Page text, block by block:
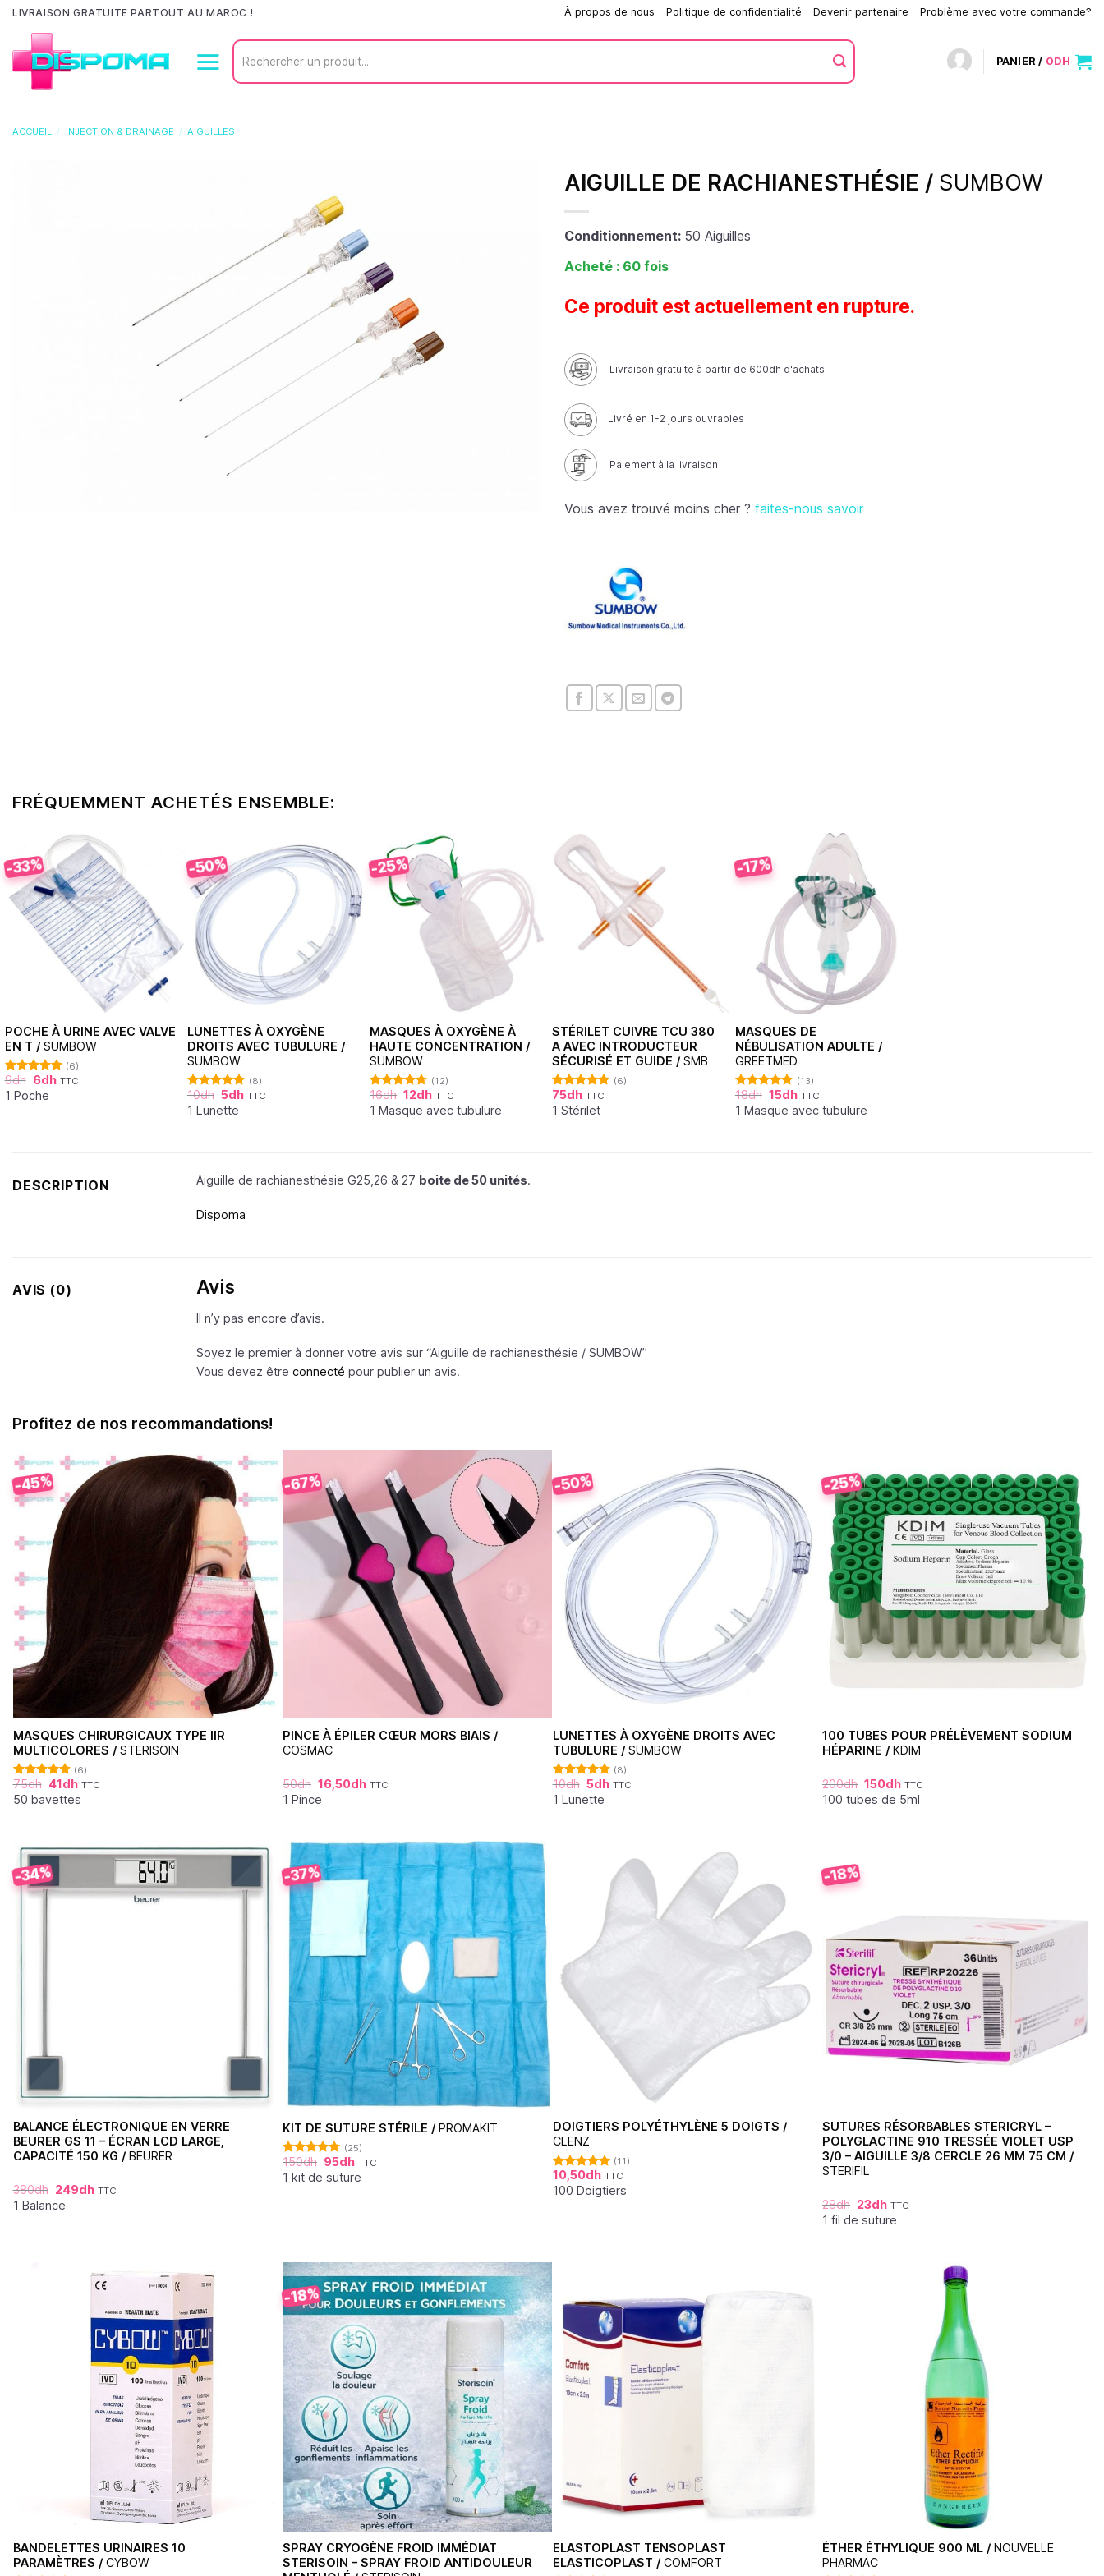
Passer
contenu
LIVRAISON GRATUITE PARTOUT AU MAROC ! À propos de nous Politique de confidentialité Devenir partenaire Problème avec votre commande?
Recherche
pour :
PANIER / 0DH
ACCUEIL / INJECTION & DRAINAGE / AIGUILLES
AIGUILLE DE RACHIANESTHÉSIE / SUMBOW
Conditionnement: 50 Aiguilles
Acheté : 60 fois
Ce produit est actuellement en rupture.
Livraison gratuite à partir de 600dh d'achats
Livré en 1-2 jours ouvrables
Paiement à la livraison
Vous avez trouvé moins cher ? faites-nous savoir
FRÉQUEMMENT ACHETÉS ENSEMBLE:
-33%
POCHE À URINE AVEC VALVE
EN T / SUMBOW
Note
5.00
sur 5
(6)
9dh 6dh TTC
1 Poche
-50%
LUNETTES À OXYGÈNE
DROITS AVEC TUBULURE /
SUMBOW
Note 4.88
sur 5
(8)
10dh 5dh TTC
1 Lunette
-25%
MASQUES À OXYGÈNE À
HAUTE CONCENTRATION /
SUMBOW
Note 4.64
sur 5
(12)
16dh 12dh TTC
1 Masque avec tubulure
STÉRILET CUIVRE TCU 380
A AVEC INTRODUCTEUR
SÉCURISÉ ET GUIDE /SMB
Note5.00
sur 5
(6)
75dh TTC
1 Stérilet
-17%
MASQUES DE
NÉBULISATION ADULTE /
GREETMED
Note 4.85
sur 5
(13)
18dh 15dh TTC
1 Masque avec tubulure
DESCRIPTION Aiguille de rachianesthésie G25,26 & 27 boite de 50 unités.
Dispoma
AVIS (0) Avis
Il n’y pas encore d’avis.
Soyez le premier à donner votre avis sur “Aiguille de rachianesthésie / SUMBOW”
Vous devez être connecté pour publier un avis.
Profitez de nos recommandations!
-45%
MASQUES CHIRURGICAUX TYPE IIR
MULTICOLORES / STERISOIN
Note4.83
sur 5
(6)
75dh 41dh TTC
50 bavettes
-67%
PINCE À ÉPILER CŒUR MORS BIAIS /
COSMAC
50dh 16,50dh TTC
1 Pince
-50%
LUNETTES À OXYGÈNE DROITS AVEC
TUBULURE / SUMBOW
Note 4.88
sur 5
(8)
10dh 5dh TTC
1 Lunette
-25%
100 TUBES POUR PRÉLÈVEMENT SODIUM
HÉPARINE / KDIM
200dh 150dh TTC
100 tubes de 5ml
-34%
BALANCE ÉLECTRONIQUE EN VERRE
BEURER GS 11 – ÉCRAN LCD LARGE,
CAPACITÉ 150 KG / BEURER
380dh 249dh TTC
1 Balance
-37%
KIT DE SUTURE STÉRILE / PROMAKIT
Note4.92
sur 5
(25)
150dh 95dh TTC
1 kit de suture
DOIGTIERS POLYÉTHYLÈNE 5 DOIGTS /
CLENZ
Note5.00
sur 5
(11)
10,50dh TTC
100 Doigtiers
-18%
SUTURES RÉSORBABLES STERICRYL –
POLYGLACTINE 910 TRESSÉE VIOLET USP
3/0 – AIGUILLE 3/8 CERCLE 26 MM 75 CM /
STERIFIL
28dh 23dh TTC
1 fil de suture
BANDELETTES URINAIRES 10
PARAMÈTRES / CYBOW
-18%
SPRAY CRYOGÈNE FROID IMMÉDIAT
STERISOIN – SPRAY FROID ANTIDOULEUR
ELASTOPLAST TENSOPLAST
ELASTICOPLAST / COMFORT
ÉTHER ÉTHYLIQUE 900 ML / NOUVELLE
PHARMAC